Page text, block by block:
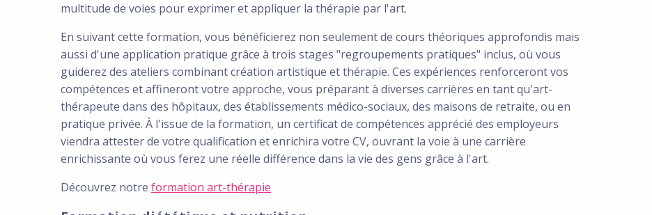
multitude de voies pour exprimer et appliquer la thérapie par l'art.
En suivant cette formation, vous bénéficierez non seulement de cours théoriques approfondis mais
aussi d'une application pratique grâce à trois stages "regroupements pratiques" inclus, où vous
guiderez des ateliers combinant création artistique et thérapie. Ces expériences renforceront vos
compétences et affineront votre approche, vous préparant à diverses carrières en tant qu'art-
thérapeute dans des hôpitaux, des établissements médico-sociaux, des maisons de retraite, ou en
pratique privée. À l'issue de la formation, un certificat de compétences apprécié des employeurs
viendra attester de votre qualification et enrichira votre CV, ouvrant la voie à une carrière
enrichissante où vous ferez une réelle différence dans la vie des gens grâce à l'art.
Découvrez notre formation art-thérapie